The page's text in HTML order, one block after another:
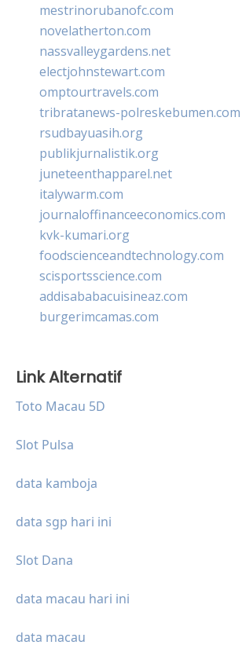
mestrinorubanofc.com
novelatherton.com
nassvalleygardens.net
electjohnstewart.com
omptourtravels.com
tribratanews-polreskebumen.com
rsudbayuasih.org
publikjurnalistik.org
juneteenthapparel.net
italywarm.com
journaloffinanceeconomics.com
kvk-kumari.org
foodscienceandtechnology.com
scisportsscience.com
addisababacuisineaz.com
burgerimcamas.com
Link Alternatif
Toto Macau 5D
Slot Pulsa
data kamboja
data sgp hari ini
Slot Dana
data macau hari ini
data macau